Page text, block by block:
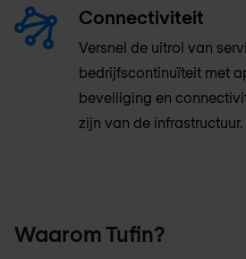
Connectiviteit
Versnel de uitrol van
bedrijfscontinuïteit met
beveiliging en
zijn van de infrastructuur.
Waarom Tufin?